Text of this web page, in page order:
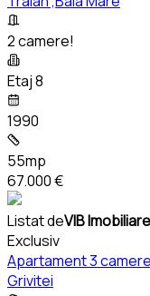
2 camere!
Etaj 8
1990
55mp
67.000 €
Listat deVIB Imobiliare
Exclusiv
Apartament 3
Grivitei